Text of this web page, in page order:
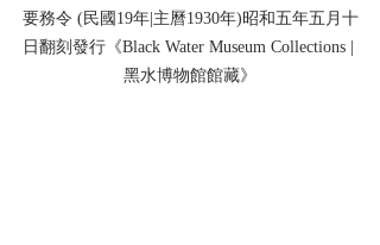
要務令 (民國19年|主曆1930年)昭和五年五月十
日翻刻發行《Black Water Museum Collections |
黑水博物館館藏》